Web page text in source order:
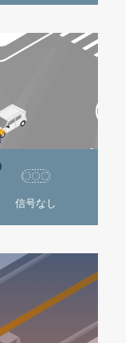
信号なし